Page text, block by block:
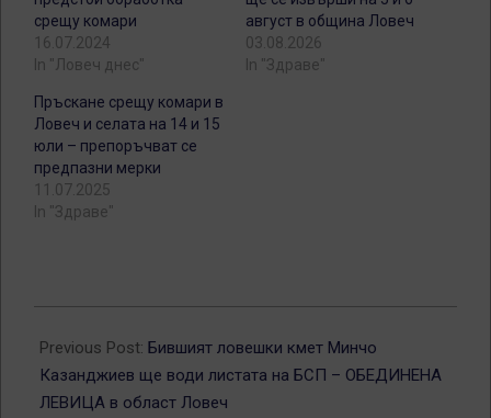
срещу комари
16.07.2024
In "Ловеч днес"
август в община Ловеч
03.08.2026
In "Здраве"
Пръскане срещу комари в
Ловеч и селата на 14 и 15
юли – препоръчват се
предпазни мерки
11.07.2025
In "Здраве"
09-
23
Previous Post: Бившият ловешки кмет Минчо
Казанджиев ще води листата на БСП – ОБЕДИНЕНА
ЛЕВИЦА в област Ловеч